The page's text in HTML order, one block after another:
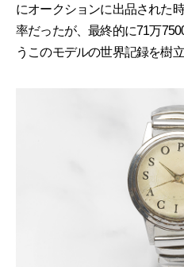
にオークションに出品された
率だったが、最終的に71万
うこのモデルの世界記録を樹立